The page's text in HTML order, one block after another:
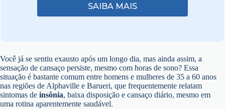
SAIBA MAIS
Você já se sentiu exausto após um longo dia, mas ainda assim, a
sensação de cansaço persiste, mesmo com horas de sono? Essa
situação é bastante comum entre homens e mulheres de 35 a 60 anos
nas regiões de Alphaville e Barueri, que frequentemente relatam
sintomas de insônia, baixa disposição e cansaço diário, mesmo em
uma rotina aparentemente saudável.